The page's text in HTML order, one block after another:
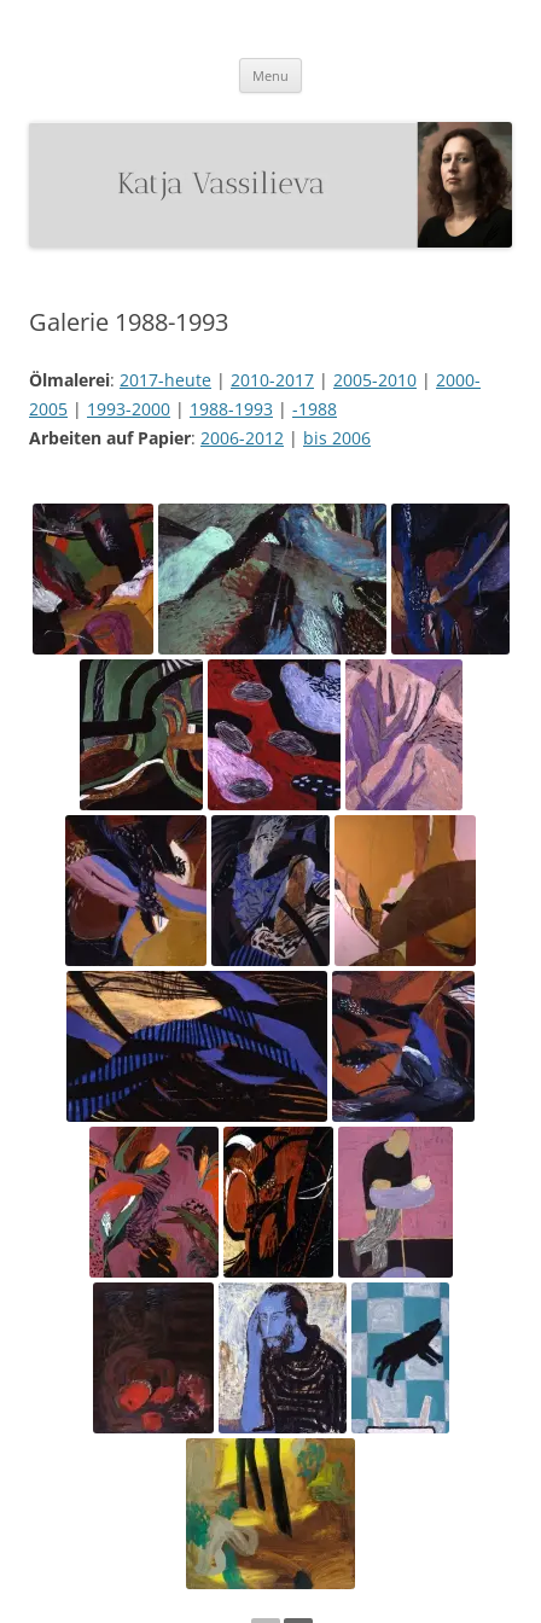
Menu
Galerie 1988-1993
Ölmalerei: 2017-heute | 2010-2017 | 2005-2010 | 2000-
2005 | 1993-2000 | 1988-1993 | -1988
Arbeiten auf Papier: 2006-2012 | bis 2006